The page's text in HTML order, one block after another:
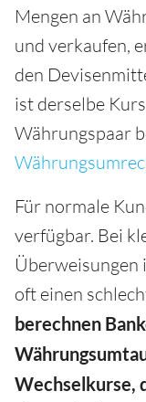
Mengen an
und verkaufen,
den
ist derselbe
Währungspaar
Für normale
verfügbar. Bei
Überweisungen
oft einen
berechnen
Wechselkurse,